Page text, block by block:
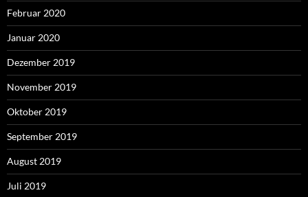
Februar 2020
Januar 2020
Dezember 2019
November 2019
Oktober 2019
September 2019
August 2019
Juli 2019